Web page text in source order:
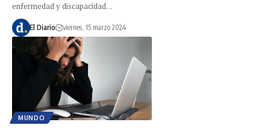
enfermedad y discapacidad…
El Diario viernes, 15 marzo 2024
MUNDO